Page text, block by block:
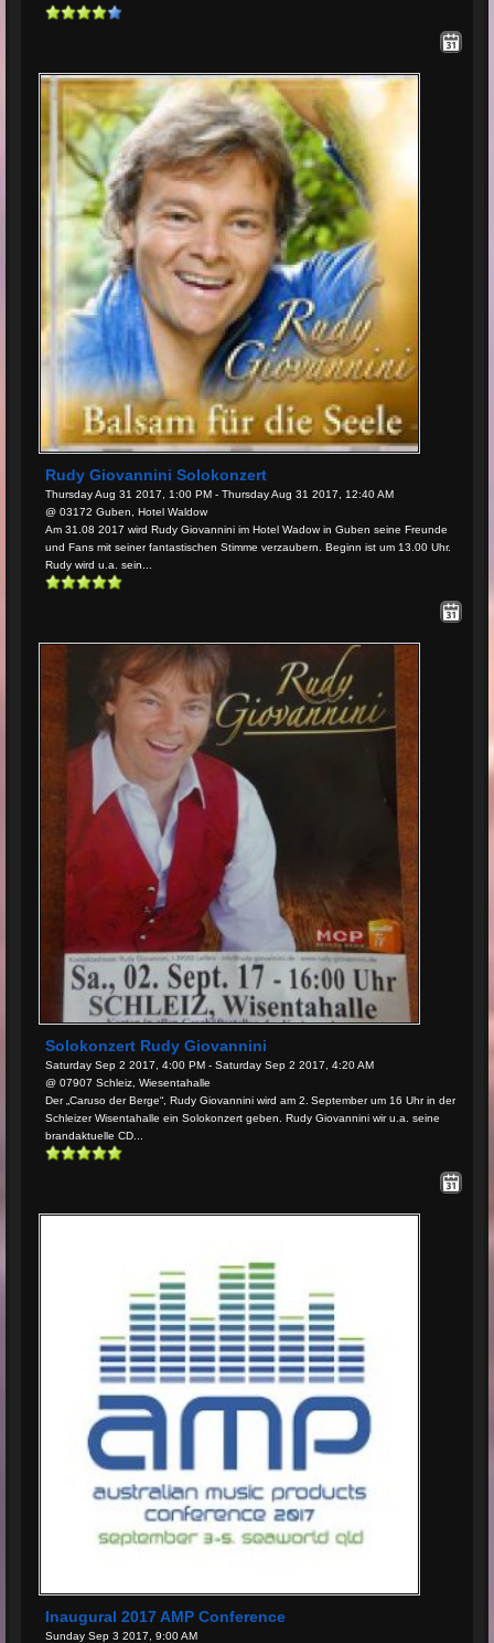
Rudy Giovannini Solokonzert
Thursday Aug 31 2017, 1:00 PM - Thursday Aug 31 2017, 12:40 AM
@ 03172 Guben, Hotel Waldow
Am 31.08 2017 wird Rudy Giovannini im Hotel Wadow in Guben seine Freunde
und Fans mit seiner fantastischen Stimme verzaubern. Beginn ist um 13.00 Uhr.
Rudy wird u.a. sein...
Solokonzert Rudy Giovannini
Saturday Sep 2 2017, 4:00 PM - Saturday Sep 2 2017, 4:20 AM
@ 07907 Schleiz, Wiesentahalle
Der „Caruso der Berge“, Rudy Giovannini wird am 2. September um 16 Uhr in der
Schleizer Wisentahalle ein Solokonzert geben. Rudy Giovannini wir u.a. seine
brandaktuelle CD...
Inaugural 2017 AMP Conference
Sunday Sep 3 2017, 9:00 AM